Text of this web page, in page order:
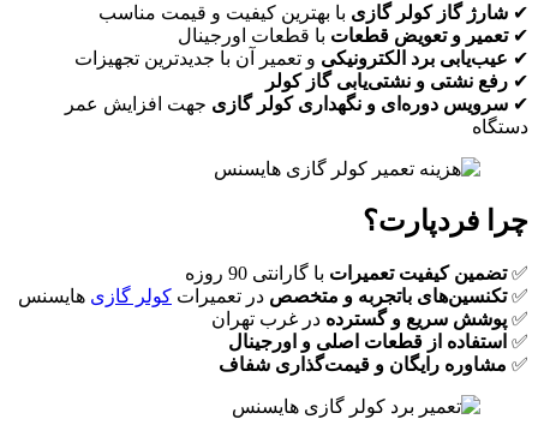
✔ شارژ گاز کولر گازی با بهترین کیفیت و قیمت مناسب
✔تعمیر و تعویض قطعات با قطعات اورجینال
✔ عیب‌یابی برد الکترونیکی و تعمیر آن با جدیدترین تجهیزات
✔ رفع نشتی و نشتی‌یابی گاز کولر
✔ سرویس دوره‌ای و نگهداری کولر گازی جهت افزایش عمر
دستگاه
چرا فردپارت؟
✅تضمین کیفیت تعمیرات با گارانتی 90 روزه
✅تکنسین‌های باتجربه و متخصص در تعمیرات کولر گازی هایسنس
✅ پوشش سریع و گسترده در غرب تهران
✅ استفاده از قطعات اصلی و اورجینال
✅ مشاوره رایگان و قیمت‌گذاری شفاف